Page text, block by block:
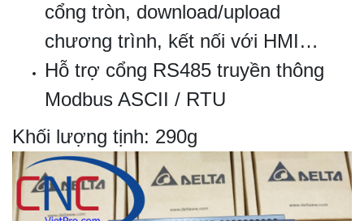
cổng tròn, download/upload
chương trình, kết nối với HMI…
Hỗ trợ cổng RS485 truyền thông
Modbus ASCII / RTU
Khối lượng tịnh: 290g